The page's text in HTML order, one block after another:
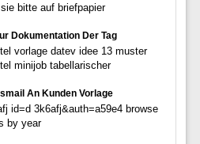
bitte auf briefpapier
Dokumentation Der Tag
vorlage datev idee 13 muster
minijob tabellarischer
An Kunden Vorlage
id=d 3k6afj&auth=a59e4 browse
by year